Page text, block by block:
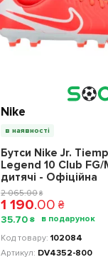
Nike
в наявності
Бутси Nike Jr.
Legend 10 Club FG/
дитячі - Офіційна
продукція
2 065.00 ₴
1 190.00 ₴
35.70 ₴
102084
DV4352-800